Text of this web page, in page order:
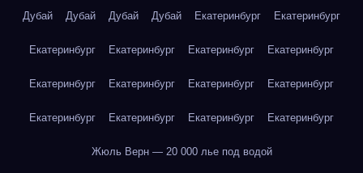
Дубай Дубай Дубай Дубай Екатеринбург Екатеринбург
Екатеринбург Екатеринбург Екатеринбург Екатеринбург
Екатеринбург Екатеринбург Екатеринбург Екатеринбург
Екатеринбург Екатеринбург Екатеринбург Екатеринбург
Жюль Верн — 20 000 лье под водой